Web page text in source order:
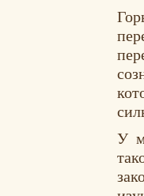
У